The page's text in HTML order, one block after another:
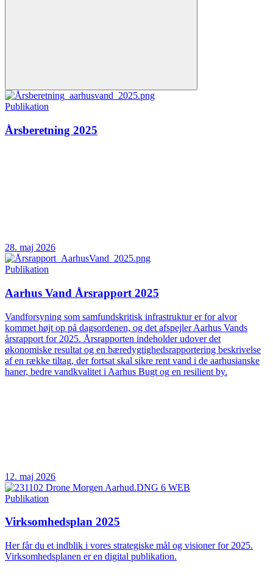
Publikation
Årsberetning 2025
28. maj 2026
Publikation
Aarhus Vand Årsrapport 2025
Vandforsyning som samfundskritisk infrastruktur er for alvor
kommet højt op på dagsordenen, og det afspejler Aarhus Vands
årsrapport for 2025. Årsrapporten indeholder udover det
økonomiske resultat og en bæredygtighedsrapportering beskrivelse
af en række tiltag, der fortsat skal sikre rent vand i de aarhusianske
haner, bedre vandkvalitet i Aarhus Bugt og en resilient by.
12. maj 2026
Publikation
Virksomhedsplan 2025
Her får du et indblik i vores strategiske mål og visioner for 2025.
Virksomhedsplanen er en digital publikation.